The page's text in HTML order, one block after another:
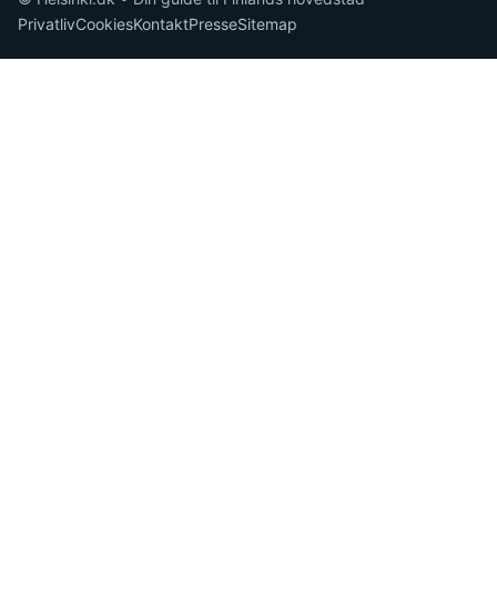
PrivatlivCookiesKontaktPresseSitemap